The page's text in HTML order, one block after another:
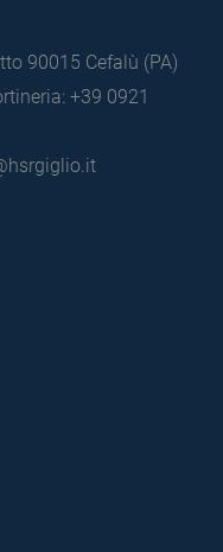
90015 Cefalù (PA)
+39 0921